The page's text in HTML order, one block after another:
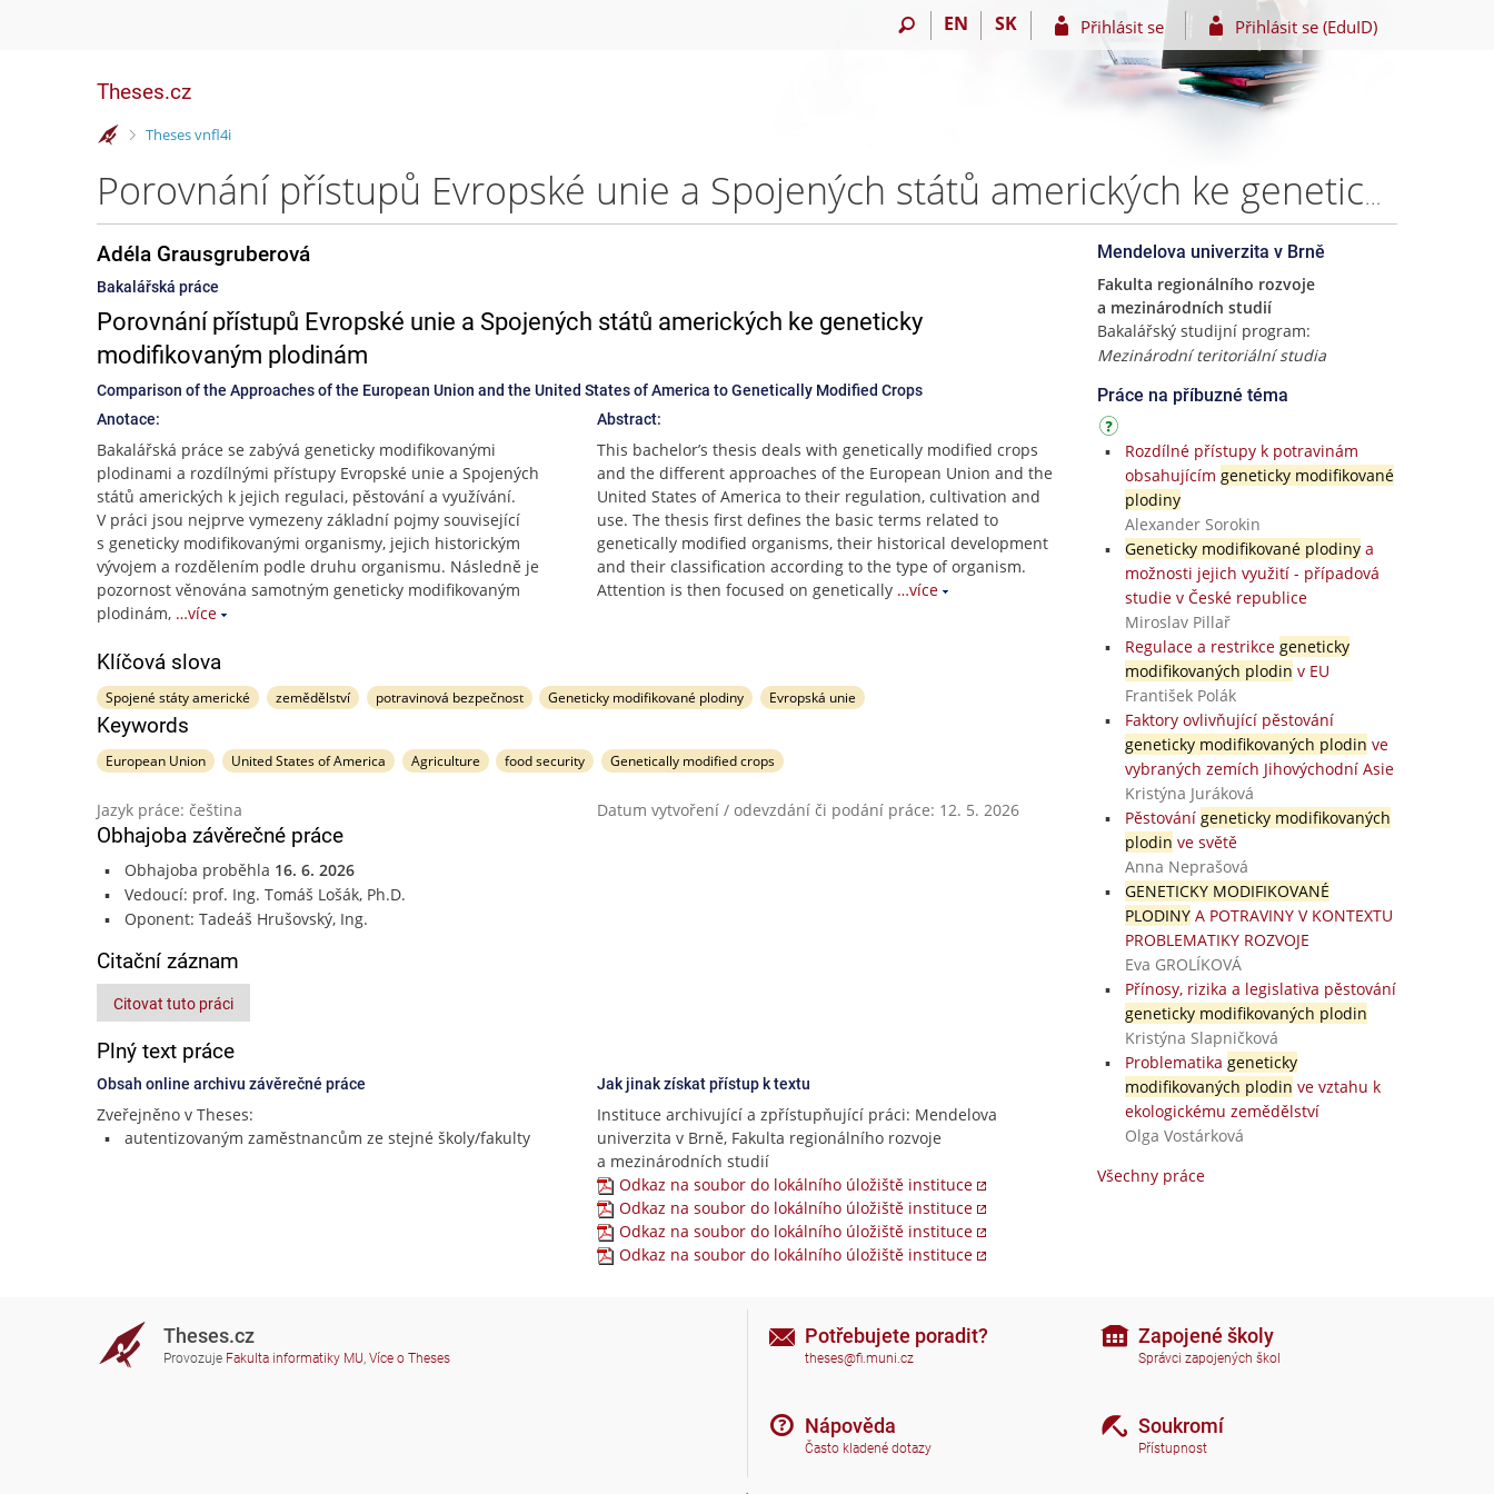
EN SK Přihlásit se Přihlásit se (EduID)
Theses.cz
>
Theses vnfl4i
Porovnání přístupů Evropské unie a Spojených států amerických ke geneticky modifikovaným plodinám – Adéla Grausgruberová
Adéla Grausgruberová
Bakalářská práce
Porovnání přístupů Evropské unie a Spojených států amerických ke geneticky
modifikovaným plodinám
Comparison of the Approaches of the European Union and the United States of America to Genetically Modified Crops
Anotace:
Bakalářská práce se zabývá geneticky modifikovanými
plodinami a rozdílnými přístupy Evropské unie a Spojených
států amerických k jejich regulaci, pěstování a využívání.
V práci jsou nejprve vymezeny základní pojmy související
s geneticky modifikovanými organismy, jejich historickým
vývojem a rozdělením podle druhu organismu. Následně je
pozornost věnována samotným geneticky modifikovaným
plodinám, …více
Abstract:
This bachelor’s thesis deals with genetically modified crops
and the different approaches of the European Union and the
United States of America to their regulation, cultivation and
use. The thesis first defines the basic terms related to
genetically modified organisms, their historical development
and their classification according to the type of organism.
Attention is then focused on genetically …více
Klíčová slova
Spojené státy americké zemědělství potravinová bezpečnost Geneticky modifikované plodiny Evropská unie
Keywords
European Union United States of America Agriculture food security Genetically modified crops
Jazyk práce: čeština Datum vytvoření / odevzdání či podání práce: 12. 5. 2026
Obhajoba závěrečné práce
Obhajoba proběhla 16. 6. 2026
Vedoucí: prof. Ing. Tomáš Lošák, Ph.D.
Oponent: Tadeáš Hrušovský, Ing.
Citační záznam
Citovat tuto práci
Plný text práce
Obsah online archivu závěrečné práce
Zveřejněno v Theses:
autentizovaným zaměstnancům ze stejné školy/fakulty
Jak jinak získat přístup k textu
Instituce archivující a zpřístupňující práci: Mendelova
univerzita v Brně, Fakulta regionálního rozvoje
a mezinárodních studií
Odkaz na soubor do lokálního úložiště instituce
Odkaz na soubor do lokálního úložiště instituce
Odkaz na soubor do lokálního úložiště instituce
Odkaz na soubor do lokálního úložiště instituce
Mendelova univerzita v Brně
Fakulta regionálního rozvoje
a mezinárodních studií
Bakalářský studijní program:
Mezinárodní teritoriální studia
Práce na příbuzné téma
Rozdílné přístupy k potravinám
obsahujícím geneticky modifikované
plodiny
Alexander Sorokin
Geneticky modifikované plodinya
možnosti jejich využití - případová
studie v České republice
Miroslav Pillař
Regulace a restrikce geneticky
modifikovaných plodin v EU
František Polák
Faktory ovlivňující pěstování
geneticky modifikovaných plodin ve
vybraných zemích Jihovýchodní Asie
Kristýna Juráková
Pěstování geneticky modifikovaných
plodin ve světě
Anna Neprašová
GENETICKY MODIFIKOVANÉ
PLODINYA POTRAVINY V KONTEXTU
PROBLEMATIKY ROZVOJE
Eva GROLÍKOVÁ
Přínosy, rizika a legislativa pěstování
geneticky modifikovaných plodin
Kristýna Slapničková
Problematika geneticky
modifikovaných plodin ve vztahu k
ekologickému zemědělství
Olga Vostárková
Všechny práce
Theses.cz
Provozuje Fakulta informatiky MU, Více o Theses
Potřebujete poradit?
theses@fi.muni.cz
Nápověda
Často kladené dotazy
Zapojené školy
Správci zapojených škol
Soukromí
Přístupnost